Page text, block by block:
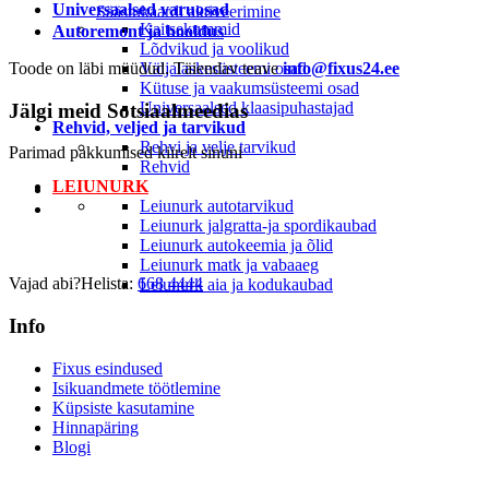
Universaalsed varuosad
Kaitsekummid
Lõdvikud ja voolikud
Väljalaskesüsteemi osad
Kütuse ja vaakumsüsteemi osad
Universaalsed klaasipuhastajad
Rehvid, veljed ja tarvikud
Rehvi ja velje tarvikud
Rehvid
LEIUNURK
Leiunurk autotarvikud
Leiunurk jalgratta-ja spordikaubad
Leiunurk autokeemia ja õlid
Leiunurk matk ja vabaaeg
Leiunurk aia ja kodukaubad
Säästukaardi aktiveerimine
Autoremont ja hooldus
Toode on läbi müüdud. Täiendav teaveinfo@fixus24.ee
Jälgi meid Sotsiaalmeedias
Parimad pakkumised kiirelt sinuni
Vajad abi?Helista: 668 4444
Info
Fixus esindused
Isikuandmete töötlemine
Küpsiste kasutamine
Hinnapäring
Blogi